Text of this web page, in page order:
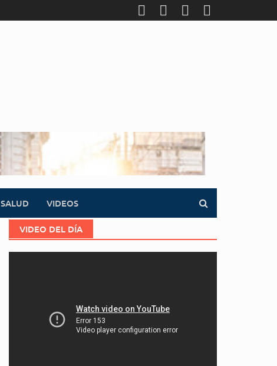
SALUD VIDEOS
VIDEO DEL DÍA